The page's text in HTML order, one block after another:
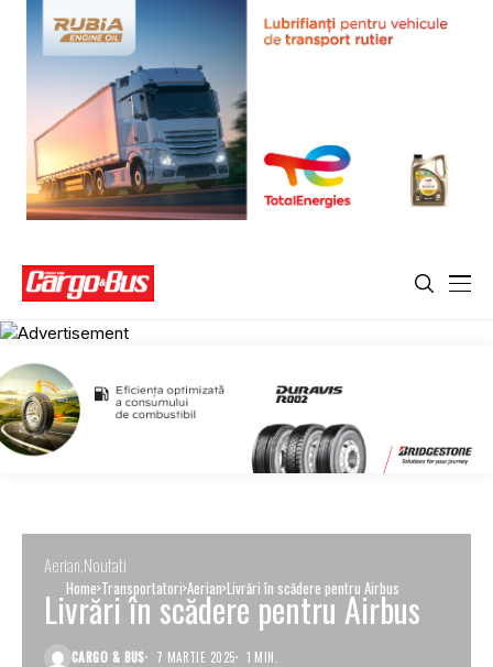
Home Transportatori Aerian Livrări în scădere pentru Airbus
Aerian Noutati
Livrări în scădere pentru Airbus
CARGO & BUS 7 MARTIE 2025 1 MIN.